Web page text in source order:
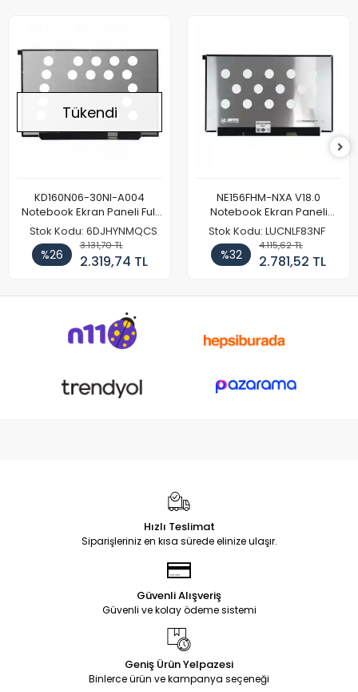
Tükendi
KD160N06-30NI-A004
Notebook Ekran Paneli Full
HD
Stok Kodu: 6DJHYNMQCS
%26
3.131,70 TL
2.319,74 TL
NE156FHM-NXA V18.0
Notebook Ekran Paneli
144Hz
Stok Kodu: LUCNLF83NF
%32
4.115,62 TL
2.781,52 TL
Hızlı Teslimat
Siparişleriniz en kısa sürede elinize ulaşır.
Güvenli Alışveriş
Güvenli ve kolay ödeme sistemi
Geniş Ürün Yelpazesi
Binlerce ürün ve kampanya seçeneği